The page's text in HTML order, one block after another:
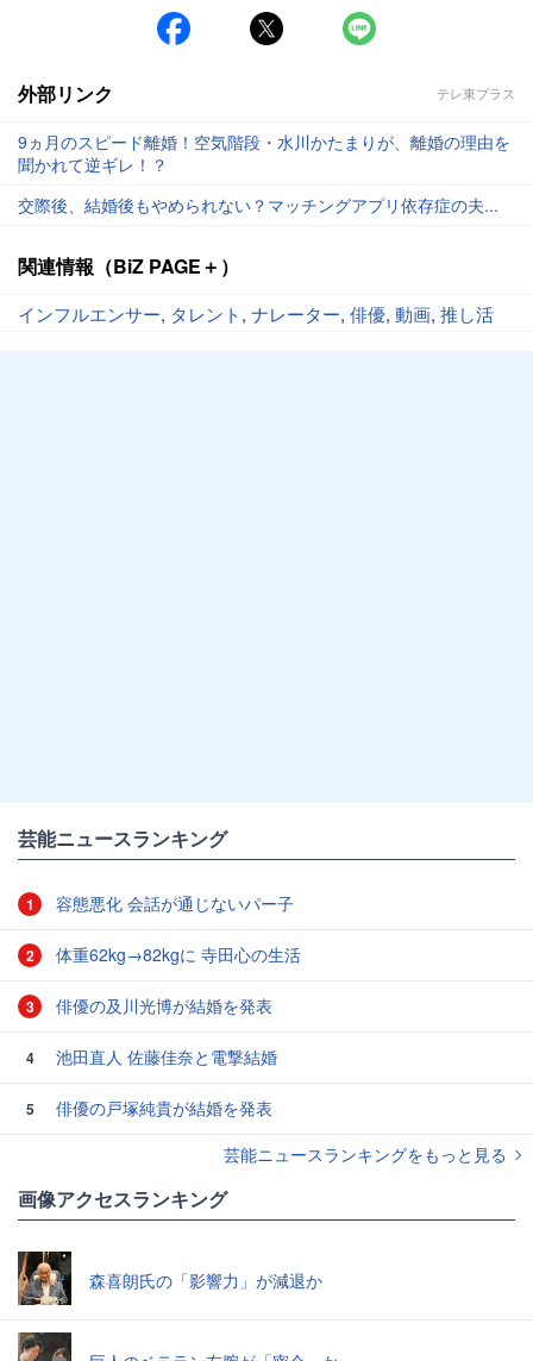
外部リンク テレ東プラス
9ヵ月のスピード離婚！空気階段・水川かたまりが、離婚の理由を
聞かれて逆ギレ！？
交際後、結婚後もやめられない？マッチングアプリ依存症の夫...
関連情報（BiZ PAGE＋）
インフルエンサー, タレント, ナレーター, 俳優, 動画, 推し活
芸能ニュースランキング
1 容態悪化 会話が通じないパー子
2 体重62kg→82kgに 寺田心の生活
3 俳優の及川光博が結婚を発表
4 池田直人 佐藤佳奈と電撃結婚
5
俳優の戸塚純貴が結婚を発表
芸能ニュースランキングをもっと見る
画像アクセスランキング
森喜朗氏の「影響力」が減退か